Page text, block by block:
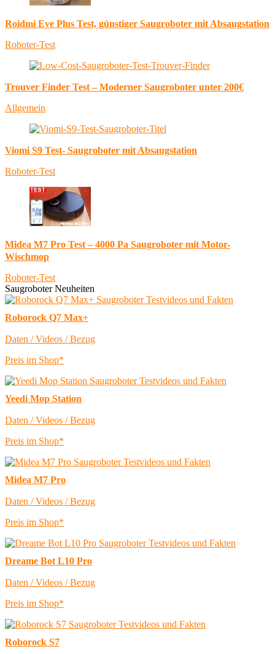
Roidmi Eve Plus Test, günstiger Saugroboter mit Absaugstation
Roboter-Test
Trouver Finder Test – Moderner Saugroboter unter 200€
Allgemein
Viomi S9 Test- Saugroboter mit Absaugstation
Roboter-Test
Midea M7 Pro Test – 4000 Pa Saugroboter mit Motor-
Wischmop
Roboter-Test
Saugroboter Neuheiten
Roborock Q7 Max+
Daten / Videos / Bezug
Preis im Shop*
Yeedi Mop Station
Daten / Videos / Bezug
Preis im Shop*
Midea M7 Pro
Daten / Videos / Bezug
Preis im Shop*
Dreame Bot L10 Pro
Daten / Videos / Bezug
Preis im Shop*
Roborock S7